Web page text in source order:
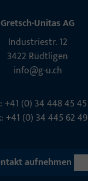
Gretsch-Unitas AG
Indu­s­triestr. 12
3422 Rüdt­ligen
info@g-u.ch
+41 (0) 34 448 45 45
+41 (0) 34 445 62 49
aufnehmen